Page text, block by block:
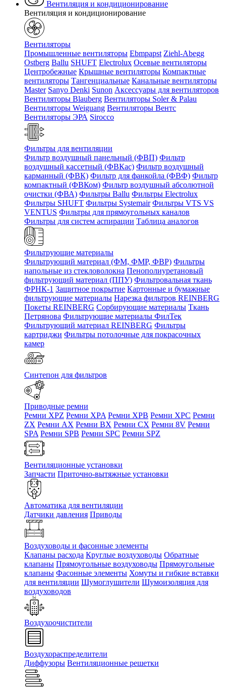
Вентиляция и кондиционирование
Вентиляция и кондиционирование
Вентиляторы
Промышленные вентиляторы Ebmpapst Ziehl-Abegg
Ostberg Ballu SHUFT Electrolux Осевые вентиляторы
Центробежные Крышные вентиляторы Компактные
вентиляторы Тангенциальные Канальные вентиляторы
Master Sanyo Denki Sunon Аксессуары для вентиляторов
Вентиляторы Blauberg Вентиляторы Soler & Palau
Вентиляторы Weiguang Вентиляторы Вентс
Вентиляторы ЭРА Sirocco
Фильтры для вентиляции
Фильтр воздушный панельный (ФВП) Фильтр
воздушный кассетный (ФВКас) Фильтр воздушный
карманный (ФВК) Фильтр для фанкойла (ФВФ) Фильтр
компактный (ФВКом) Фильтр воздушный абсолютной
очистки (ФВА) Фильтры Ballu Фильтры Electrolux
Фильтры SHUFT Фильтры Systemair Фильтры VTS VS
VENTUS Фильтры для прямоугольных каналов
Фильтры для систем аспирации Таблица аналогов
Фильтрующие материалы
Фильтрующий материал (ФМ, ФМР, ФВР) Фильтры
напольные из стекловолокна Пенополиуретановый
фильтрующий материал (ППУ) Фильтровальная ткань
ФРНК-1 Защитное покрытие Картонные и бумажные
фильтрующие материалы Нарезка фильтров REINBERG
Покеты REINBERG Сорбирующие материалы Ткань
Петрянова Фильтрующие материалы ФилТек
Фильтрующий материал REINBERG Фильтры
картриджи Фильтры потолочные для покрасочных
камер
Синтепон для фильтров
Приводные ремни
Ремни XPZ Ремни XPA Ремни XPB Ремни XPC Ремни
ZX Ремни AX Ремни BX Ремни CX Ремни 8V Ремни
SPA Ремни SPB Ремни SPC Ремни SPZ
Вентиляционные установки
Запчасти Приточно-вытяжные установки
Автоматика для вентиляции
Датчики давления Приводы
Воздуховоды и фасонные элементы
Клапаны расхода Круглые воздуховоды Обратные
клапаны Прямоугольные воздуховоды Прямоугольные
клапаны Фасонные элементы Хомуты и гибкие вставки
для вентиляции Шумоглушители Шумоизоляция для
воздуховодов
Воздухоочистители
Воздухораспределители
Диффузоры Вентиляционные решетки